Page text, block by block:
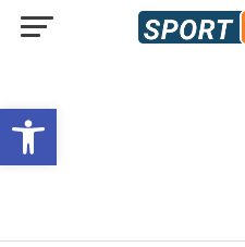
Open toolbar